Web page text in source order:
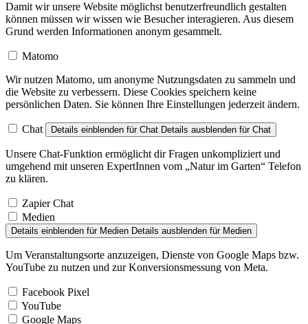
Damit wir unsere Website möglichst benutzerfreundlich gestalten
können müssen wir wissen wie Besucher interagieren. Aus diesem
Grund werden Informationen anonym gesammelt.
Matomo
Wir nutzen Matomo, um anonyme Nutzungsdaten zu sammeln und
die Website zu verbessern. Diese Cookies speichern keine
persönlichen Daten. Sie können Ihre Einstellungen jederzeit ändern.
Chat Details einblenden für Chat Details ausblenden für Chat
Unsere Chat-Funktion ermöglicht dir Fragen unkompliziert und
umgehend mit unseren ExpertInnen vom „Natur im Garten“ Telefon
zu klären.
Zapier Chat
Medien
Details einblenden für Medien Details ausblenden für Medien
Um Veranstaltungsorte anzuzeigen, Dienste von Google Maps bzw.
YouTube zu nutzen und zur Konversionsmessung von Meta.
Facebook Pixel
YouTube
Google Maps